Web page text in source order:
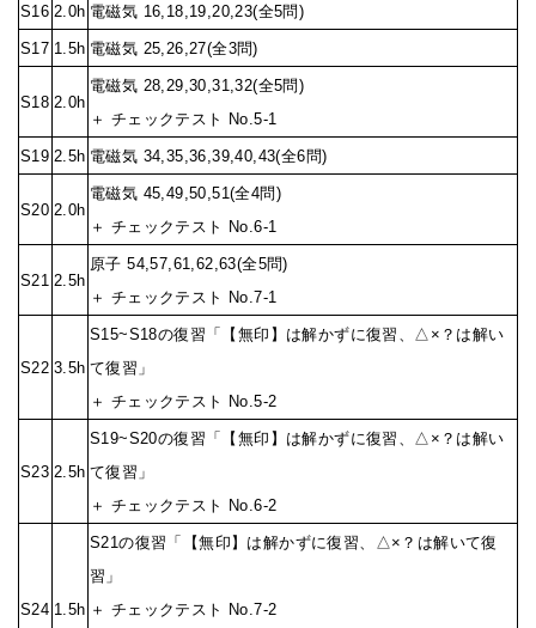
S16 2.0h 電磁気 16,18,19,20,23(全5問)
S17 1.5h 電磁気 25,26,27(全3問)
S18 2.0h
電磁気 28,29,30,31,32(全5問)
＋ チェックテスト No.5-1
S19 2.5h 電磁気 34,35,36,39,40,43(全6問)
S20 2.0h
電磁気 45,49,50,51(全4問)
＋ チェックテスト No.6-1
S21 2.5h
原子 54,57,61,62,63(全5問)
＋ チェックテスト No.7-1
S22 3.5h
S15~S18の復習「【無印】は解かずに復習、△×？は解い
て復習」
＋ チェックテスト No.5-2
S23 2.5h
S19~S20の復習「【無印】は解かずに復習、△×？は解い
て復習」
＋ チェックテスト No.6-2
S24 1.5h
S21の復習「【無印】は解かずに復習、△×？は解いて復
習」
＋ チェックテスト No.7-2